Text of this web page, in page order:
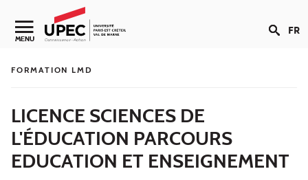
Aller au contenu
Navigation secondaire
MENU FR
FORMATION LMD
LICENCE SCIENCES DE
L'ÉDUCATION PARCOURS
EDUCATION ET ENSEIGNEMENT